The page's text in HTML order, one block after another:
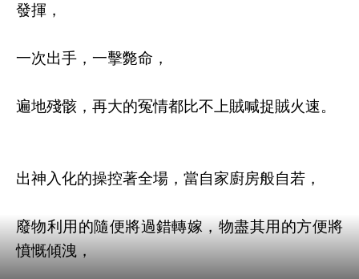
發揮，
一次出手，一擊斃命，
遍地殘骸，再大的冤情都比不上賊喊捉賊火速。
出神入化的操控著全場，當自家廚房般自若，
廢物利用的隨便將過錯轉嫁，物盡其用的方便將
憤慨傾洩，